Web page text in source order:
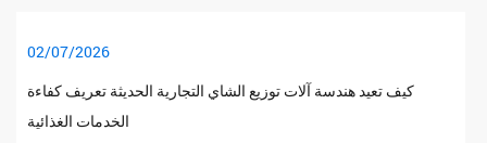
02/07/2026
كيف تعيد هندسة آلات توزيع الشاي التجارية الحديثة تعريف كفاءة
الخدمات الغذائية